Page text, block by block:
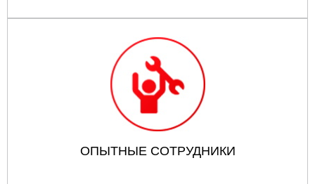
ОПЫТНЫЕ СОТРУДНИКИ